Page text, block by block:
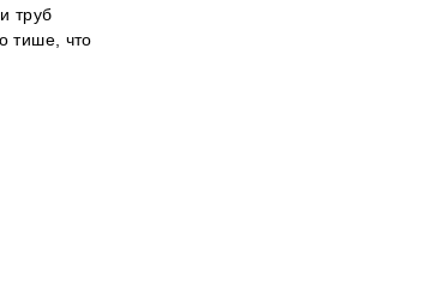
труб
тише, что